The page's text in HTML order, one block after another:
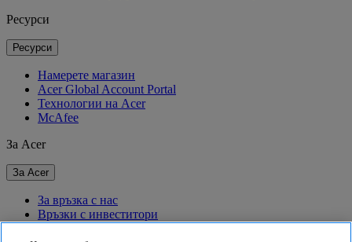
Ресурси
Ресурси
Намерете магазин
Acer Global Account Portal
Технологии на Acer
McAfee
За Acer
За Acer
За връзка с нас
Връзки с инвеститори